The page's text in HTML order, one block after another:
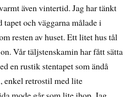
även vintertid. Jag har tänkt
och väggarna målade i
resten av huset. Ett litet hus tål
Vår täljstenskamin har fått sätta
en rustik stentapet som ändå
enkel retrostil med lite